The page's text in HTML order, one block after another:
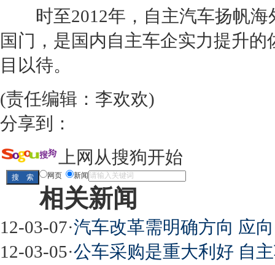
时至2012年，自主汽车扬帆海
国门，是国内自主车企实力提升
目以待。
(责任编辑：李欢欢)
分享到：
上网从搜狗开始
网页 新闻
相关新闻
12-03-07·汽车改革需明确方向 应
12-03-05·公车采购是重大利好 自